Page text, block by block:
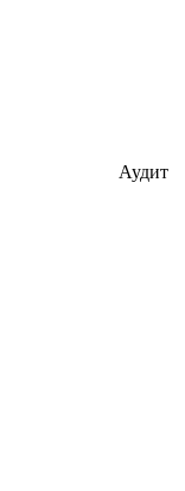
Аудит